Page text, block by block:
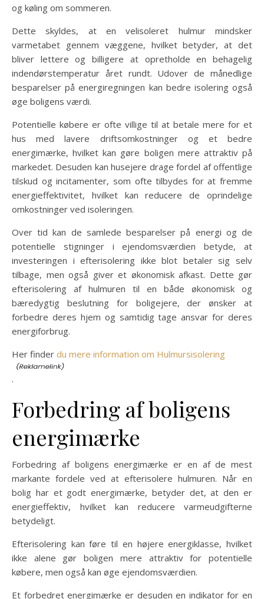
og køling om sommeren.
Dette skyldes, at en velisoleret hulmur mindsker
varmetabet gennem væggene, hvilket betyder, at det
bliver lettere og billigere at opretholde en behagelig
indendørstemperatur året rundt. Udover de månedlige
besparelser på energiregningen kan bedre isolering også
øge boligens værdi.
Potentielle købere er ofte villige til at betale mere for et
hus med lavere driftsomkostninger og et bedre
energimærke, hvilket kan gøre boligen mere attraktiv på
markedet. Desuden kan husejere drage fordel af offentlige
tilskud og incitamenter, som ofte tilbydes for at fremme
energieffektivitet, hvilket kan reducere de oprindelige
omkostninger ved isoleringen.
Over tid kan de samlede besparelser på energi og de
potentielle stigninger i ejendomsværdien betyde, at
investeringen i efterisolering ikke blot betaler sig selv
tilbage, men også giver et økonomisk afkast. Dette gør
efterisolering af hulmuren til en både økonomisk og
bæredygtig beslutning for boligejere, der ønsker at
forbedre deres hjem og samtidig tage ansvar for deres
energiforbrug.
Her finder du mere information om Hulmursisolering
.
Forbedring af boligens
energimærke
Forbedring af boligens energimærke er en af de mest
markante fordele ved at efterisolere hulmuren. Når en
bolig har et godt energimærke, betyder det, at den er
energieffektiv, hvilket kan reducere varmeudgifterne
betydeligt.
Efterisolering kan føre til en højere energiklasse, hvilket
ikke alene gør boligen mere attraktiv for potentielle
købere, men også kan øge ejendomsværdien.
Et forbedret energimærke er desuden en indikator for en